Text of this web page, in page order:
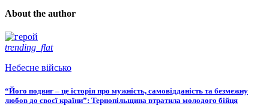
About the author
trending_flat
Небесне військо
“Його подвиг – це історія про мужність, самовідданість та безмежну
любов до своєї країни”: Тернопільщина втратила молодого бійця